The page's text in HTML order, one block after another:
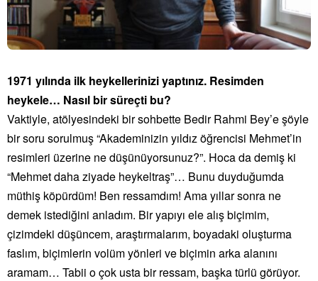
1971 yılında ilk heykellerinizi yaptınız. Resimden
heykele… Nasıl bir süreçti bu?
Vaktiyle, atölyesindeki bir sohbette Bedir Rahmi Bey’e şöyle
bir soru sorulmuş “Akademinizin yıldız öğrencisi Mehmet’in
resimleri üzerine ne düşünüyorsunuz?”. Hoca da demiş ki
“Mehmet daha ziyade heykeltraş”… Bunu duyduğumda
müthiş köpürdüm! Ben ressamdım! Ama yıllar sonra ne
demek istediğini anladım. Bir yapıyı ele alış biçimim,
çizimdeki düşüncem, araştırmalarım, boyadaki oluşturma
faslım, biçimlerin volüm yönleri ve biçimin arka alanını
aramam… Tabii o çok usta bir ressam, başka türlü görüyor.